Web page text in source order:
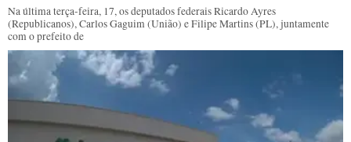
Na última terça-feira, 17, os deputados federais Ricardo Ayres
(Republicanos), Carlos Gaguim (União) e Filipe Martins (PL), juntamente
com o prefeito de